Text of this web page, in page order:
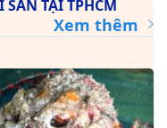
TẠI TPHCM
Xem thêm